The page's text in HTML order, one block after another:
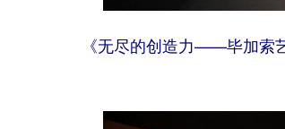
《无尽的创造力——毕加索